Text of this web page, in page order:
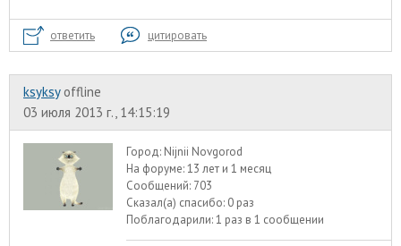
ответить цитировать
ksyksy offline
03 июля 2013 г., 14:15:19
Город: Nijnii Novgorod
На форуме:13 лет и 1 месяц
Сообщений: 703
Сказал(а) спасибо: 0 раз
Поблагодарили:1 раз в 1 сообщении